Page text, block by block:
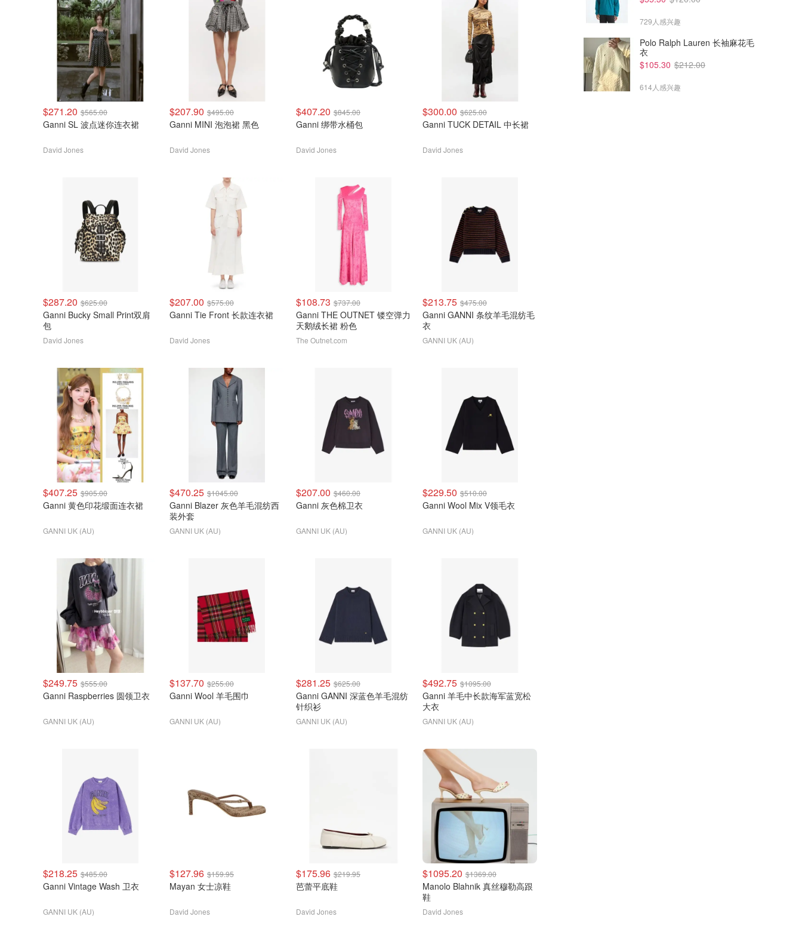
$271.20 $565.00
Ganni SL 波点迷你连衣裙
David Jones
$207.90 $495.00
Ganni MINI 泡泡裙 黑色
David Jones
$407.20 $845.00
Ganni 绑带水桶包
David Jones
$300.00 $625.00
Ganni TUCK DETAIL 中长裙
David Jones
$287.20 $625.00
Ganni Bucky Small Print双肩
包
David Jones
$207.00 $575.00
Ganni Tie Front 长款连衣裙
David Jones
$108.73 $737.00
Ganni THE OUTNET 镂空弹力
天鹅绒长裙 粉色
The Outnet.com
$213.75 $475.00
Ganni GANNI 条纹羊毛混纺毛
衣
GANNI UK (AU)
$407.25 $905.00
Ganni 黄色印花缎面连衣裙
GANNI UK (AU)
$470.25 $1045.00
Ganni Blazer 灰色羊毛混纺西
装外套
GANNI UK (AU)
$207.00 $460.00
Ganni 灰色棉卫衣
GANNI UK (AU)
$229.50 $510.00
Ganni Wool Mix V领毛衣
GANNI UK (AU)
$249.75 $555.00
Ganni Raspberries 圆领卫衣
GANNI UK (AU)
$137.70 $255.00
Ganni Wool 羊毛围巾
GANNI UK (AU)
$281.25 $625.00
Ganni GANNI 深蓝色羊毛混纺
针织衫
GANNI UK (AU)
$492.75 $1095.00
Ganni 羊毛中长款海军蓝宽松
大衣
GANNI UK (AU)
$218.25 $485.00
Ganni Vintage Wash 卫衣
GANNI UK (AU)
$127.96 $159.95
Mayan 女士凉鞋
David Jones
$175.96 $219.95
芭蕾平底鞋
David Jones
$1095.20 $1369.00
Manolo Blahnik 真丝穆勒高跟
鞋
David Jones
729人感兴趣
Polo Ralph Lauren 长袖麻花毛
衣
$105.30 $212.00
614人感兴趣